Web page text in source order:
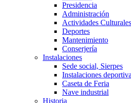
Presidencia
Administración
Actividades
Deportes
Mantenimiento
Conserjería
Instalaciones
Sede social, Sierpes
Instalaciones
Caseta de Feria
Nave industrial
Historia